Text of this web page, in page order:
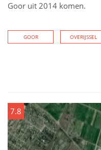
Goor uit 2014 komen.
GOOR OVERIJSSEL
7.8